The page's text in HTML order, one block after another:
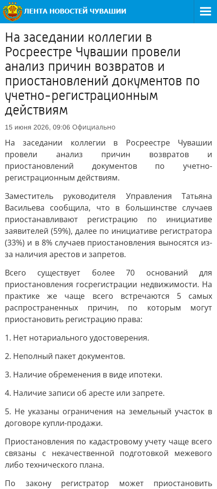
На заседании коллегии в
Росреестре Чувашии провели
анализ причин возвратов и
приостановлений документов по
учетно-регистрационным
действиям
15 июня 2026, 09:06 Официально
На заседании коллегии в Росреестре Чувашии
провели анализ причин возвратов и
приостановлений документов по учетно-
регистрационным действиям.
Заместитель руководителя Управления Татьяна
Васильева сообщила, что в большинстве случаев
приостанавливают регистрацию по инициативе
заявителей (59%), далее по инициативе регистратора
(33%) и в 8% случаев приостановления выносятся из-
за наличия арестов и запретов.
Всего существует более 70 оснований для
приостановления госрегистрации недвижимости. На
практике же чаще всего встречаются 5 самых
распространенных причин, по которым могут
приостановить регистрацию права:
1. Нет нотариального удостоверения.
2. Неполный пакет документов.
3. Наличие обременения в виде ипотеки.
4. Наличие записи об аресте или запрете.
5. Не указаны ограничения на земельный участок в
договоре купли-продажи.
Приостановления по кадастровому учету чаще всего
связаны с некачественной подготовкой межевого
либо технического плана.
По закону регистратор может приостановить